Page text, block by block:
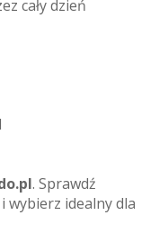
cały dzień
. Sprawdź
idealny dla